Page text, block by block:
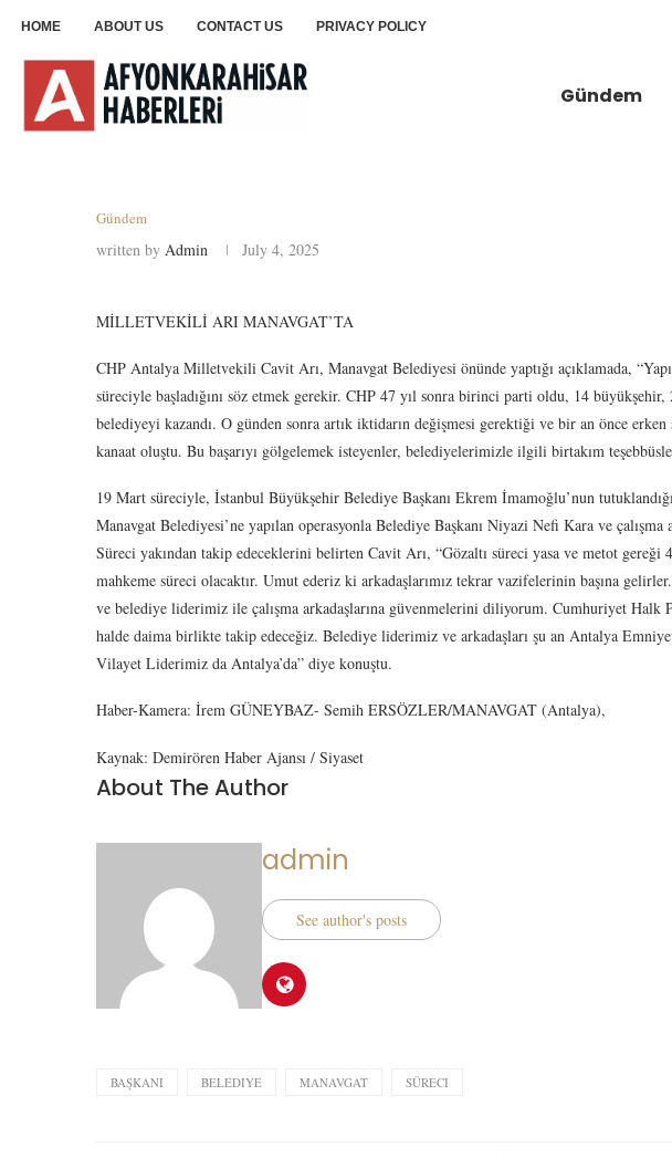
HOME ABOUT US CONTACT US PRIVACY POLICY
Gündem
Gündem
written by Admin July 4, 2025
MİLLETVEKİLİ ARI MANAVGAT’TA
CHP Antalya Milletvekili Cavit Arı, Manavgat Belediyesi önünde yaptığı açıklamada,
süreciyle başladığını söz etmek gerekir. CHP 47 yıl sonra birinci parti oldu, 14
belediyeyi kazandı. O günden sonra artık iktidarın değişmesi gerektiği ve bir an önce
kanaat oluştu. Bu başarıyı gölgelemek isteyenler, belediyelerimizle ilgili birtakım
19 Mart süreciyle, İstanbul Büyükşehir Belediye Başkanı Ekrem İmamoğlu’nun
Manavgat Belediyesi’ne yapılan operasyonla Belediye Başkanı Niyazi Nefi Kara ve çalışma
Süreci yakından takip edeceklerini belirten Cavit Arı, “Gözaltı süreci yasa ve metot gereği
mahkeme süreci olacaktır. Umut ederiz ki arkadaşlarımız tekrar vazifelerinin başına
ve belediye liderimiz ile çalışma arkadaşlarına güvenmelerini diliyorum. Cumhuriyet
halde daima birlikte takip edeceğiz. Belediye liderimiz ve arkadaşları şu an Antalya
Vilayet Liderimiz da Antalya’da” diye konuştu.
Haber-Kamera: İrem GÜNEYBAZ- Semih ERSÖZLER/MANAVGAT (Antalya),
Kaynak: Demirören Haber Ajansı / Siyaset
About The Author
admin
See author's posts
BAŞKANI BELEDIYE MANAVGAT SÜRECI